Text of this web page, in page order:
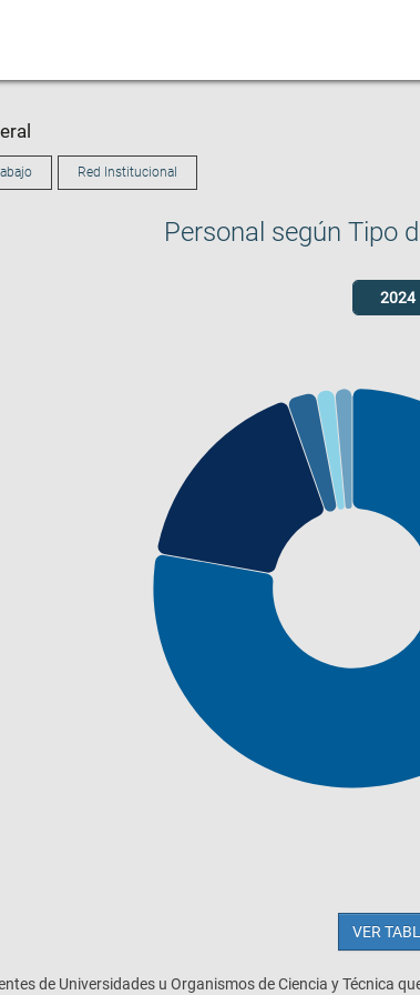
Red Institucional
Personal según Tipo
2024
VER
de Universidades u Organismos de Ciencia y Técnica